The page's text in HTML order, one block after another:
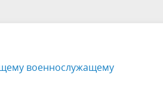
Правила благоустройства
военнослужащему